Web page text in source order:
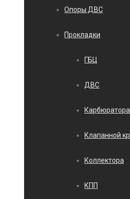
Опоры ДВС
Прокладки
ГБЦ
ДВС
Карбюратора
Клапанной
Коллектора
КПП